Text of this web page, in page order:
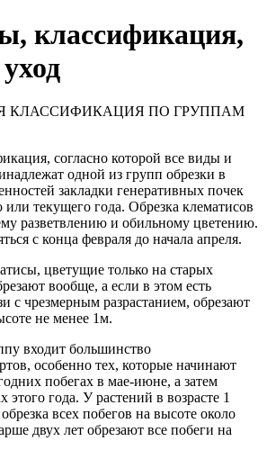
классификация,
КЛАССИФИКАЦИЯ ПО ГРУППАМ
согласно которой все виды и
одной из групп обрезки в
закладки генеративных почек
текущего года. Обрезка клематисов
разветвлению и обильному цветению.
с конца февраля до начала апреля.
цветущие только на старых
вообще, а если в этом есть
с чрезмерным разрастанием, обрезают
не менее 1м.
входит большинство
особенно тех, которые начинают
побегах в мае-июне, a затем
этого года. У растений в возрасте 1
всех побегов на высоте около
двух лет обрезают все побеги на